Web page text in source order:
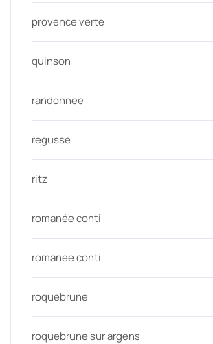
provence verte
quinson
randonnee
regusse
ritz
romanée conti
romanee conti
roquebrune
roquebrune sur argens